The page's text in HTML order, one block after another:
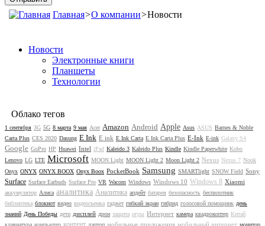
Главная>О компании>Новости
Новости
Электронные книги
Планшеты
Технологии
Облако тегов
1 сентября 3G 5G 8 марта 9 мая Acer Amazon Android Apple Asus ASUS Barnes & Noble
Carta Plus CES 2020 Dasung E Ink E ink E Ink Carta E Ink Carta Plus E-Ink E-ink Galaxy S4
Google GoPro HP Huawei Intel iPad Kaleido 3 Kaleido Plus Kindle Kindle Paperwhite Kobo
Lenovo LG LTE Microsoft MOON Light MOON Light 2 Moon Light 2 Nexus Nexus 7 Nook
Onyx ONYX ONYX BOOX Onyx Boox PocketBook Samsung SMARTlight SNOW Field Sony
Surface Surface Earbuds Surface Pro VR Wacom Windows Windows 10 Windows 8 Xiaomi
аккумулятор Алиса аналитика Аналитика апдейт батарея безопасность беспилотник
библиотека блокнот видео видеосъемка гаджет гибкий экран гибрид голосовой помощник день
знаний День Победы дети дисплей дрон защита игры Интернет камера квадрокоптер Китай
клавиатура компьютер контент лэптоп мобильные приложения мобильный интернет монитор